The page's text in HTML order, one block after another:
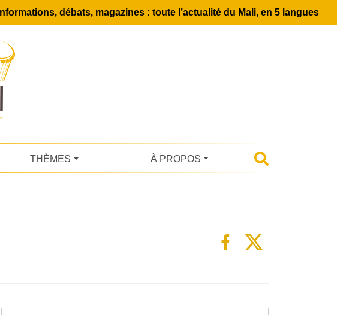
Informations, débats, magazines : toute l’actualité du Mali, en 5 langues
THÈMES À PROPOS